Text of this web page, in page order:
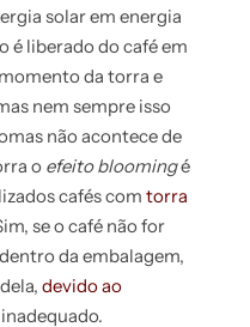
solar em energia
é liberado do café em
da torra e
nem sempre isso
não acontece de
o efeito bloomingé
cafés com torra
se o café não for
da embalagem,
devido ao
inadequado.